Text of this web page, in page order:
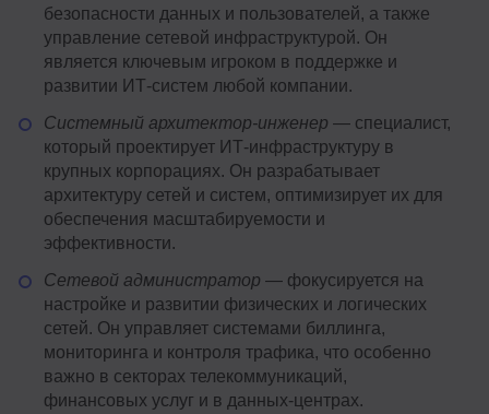
безопасности данных и пользователей, а также
управление сетевой инфраструктурой. Он
является ключевым игроком в поддержке и
развитии ИТ-систем любой компании.
Системный архитектор-инженер — специалист,
который проектирует ИТ-инфраструктуру в
крупных корпорациях. Он разрабатывает
архитектуру сетей и систем, оптимизирует их для
обеспечения масштабируемости и
эффективности.
Сетевой администратор — фокусируется на
настройке и развитии физических и логических
сетей. Он управляет системами биллинга,
мониторинга и контроля трафика, что особенно
важно в секторах телекоммуникаций,
финансовых услуг и в данных-центрах.